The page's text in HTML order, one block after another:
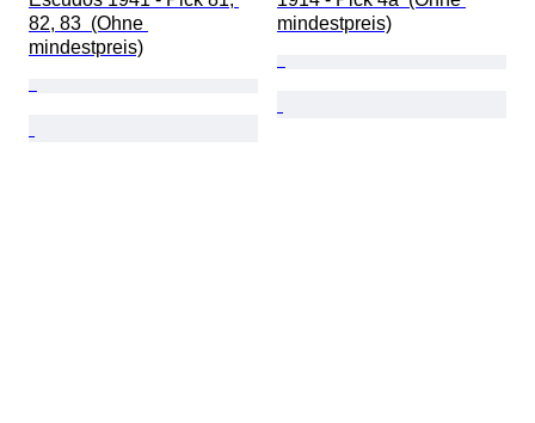
82, 83  (Ohne
mindestpreis)
mindestpreis)